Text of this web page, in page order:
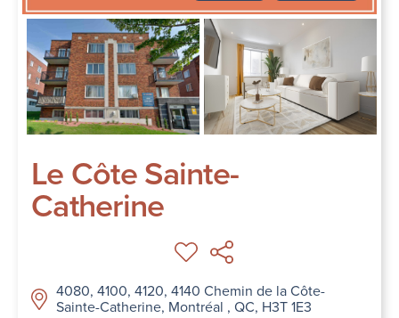
Le Côte Sainte-
Catherine
4080, 4100, 4120, 4140 Chemin de la Côte-
Sainte-Catherine, Montréal , QC, H3T 1E3